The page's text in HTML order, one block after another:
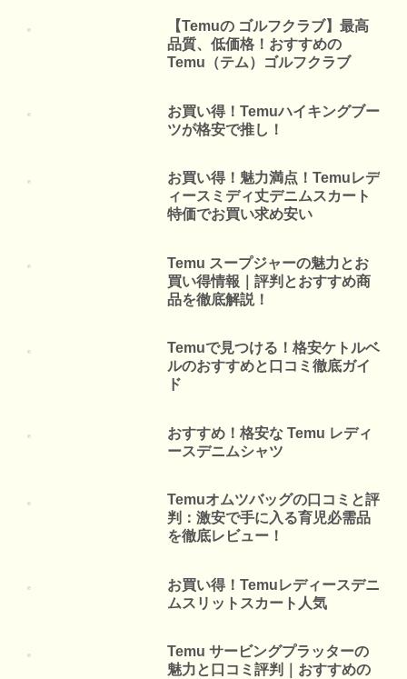
【Temuの ゴルフクラブ】最高
品質、低価格！おすすめの
Temu（テム）ゴルフクラブ
お買い得！Temuハイキングブー
ツが格安で推し！
お買い得！魅力満点！Temuレデ
ィースミディ丈デニムスカート
特価でお買い求め安い
Temu スープジャーの魅力とお
買い得情報｜評判とおすすめ商
品を徹底解説！
Temuで見つける！格安ケトルベ
ルのおすすめと口コミ徹底ガイ
ド
おすすめ！格安な Temu レディ
ースデニムシャツ
Temuオムツバッグの口コミと評
判：激安で手に入る育児必需品
を徹底レビュー！
お買い得！Temuレディースデニ
ムスリットスカート人気
Temu サービングプラッターの
魅力と口コミ評判｜おすすめの